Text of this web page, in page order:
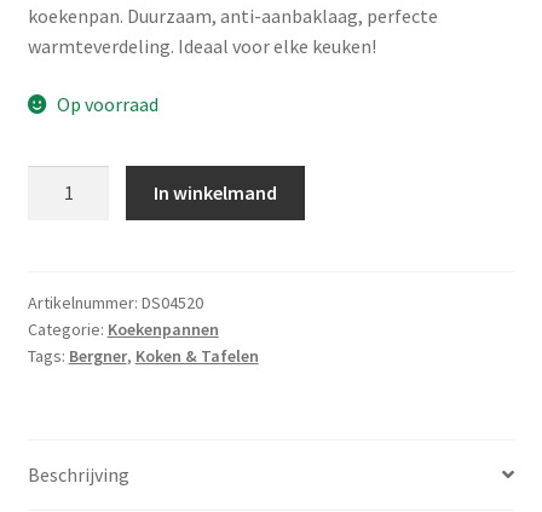
koekenpan. Duurzaam, anti-aanbaklaag, perfecte
warmteverdeling. Ideaal voor elke keuken!
Op voorraad
-
20
cm
In winkelmand
Artikelnummer: DS04520
Categorie: Koekenpannen
Tags: Bergner, Koken & Tafelen
Beschrijving